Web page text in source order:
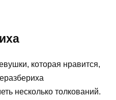
которая нравится,
несколько толкований.